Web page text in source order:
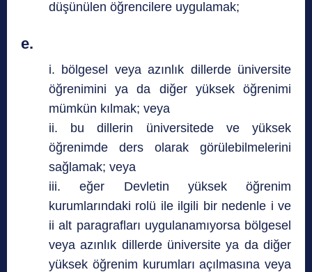
düşünülen öğrencilere uygulamak;
e.
i. bölgesel veya azınlık dillerde üniversite
öğrenimini ya da diğer yüksek öğrenimi
mümkün kılmak; veya
ii. bu dillerin üniversitede ve yüksek
öğrenimde ders olarak görülebilmelerini
sağlamak; veya
iii. eğer Devletin yüksek öğrenim
kurumlarındaki rolü ile ilgili bir nedenle i ve
ii alt paragrafları uygulanamıyorsa bölgesel
veya azınlık dillerde üniversite ya da diğer
yüksek öğrenim kurumları açılmasına veya